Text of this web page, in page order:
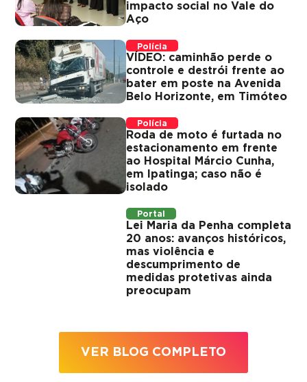
impacto social no Vale do
Aço
Polícia
VÍDEO: caminhão perde o
controle e destrói frente ao
bater em poste na Avenida
Belo Horizonte, em Timóteo
Polícia
Roda de moto é furtada no
estacionamento em frente
ao Hospital Márcio Cunha,
em Ipatinga; caso não é
isolado
Portal
Lei Maria da Penha completa
20 anos: avanços históricos,
mas violência e
descumprimento de
medidas protetivas ainda
preocupam
VER BLOG COMPLETO